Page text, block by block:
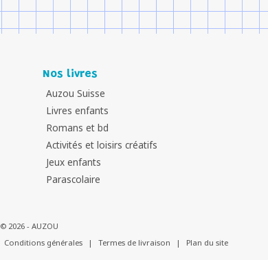
Nos livres
Auzou Suisse
Livres enfants
Romans et bd
Activités et loisirs créatifs
Jeux enfants
Parascolaire
© 2026 - AUZOU
Conditions générales | Termes de livraison | Plan du site